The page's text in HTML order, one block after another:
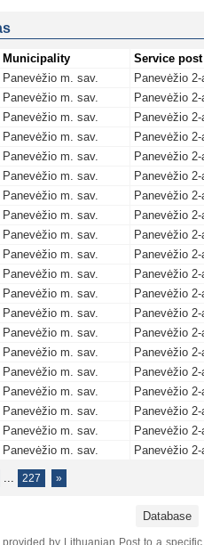
Municipality
Service post
Panevėžio m. sav.
Panevėžio
Panevėžio m. sav.
Panevėžio
Panevėžio m. sav.
Panevėžio
Panevėžio m. sav.
Panevėžio
Panevėžio m. sav.
Panevėžio
Panevėžio m. sav.
Panevėžio
Panevėžio m. sav.
Panevėžio
Panevėžio m. sav.
Panevėžio
Panevėžio m. sav.
Panevėžio
Panevėžio m. sav.
Panevėžio
Panevėžio m. sav.
Panevėžio
Panevėžio m. sav.
Panevėžio
Panevėžio m. sav.
Panevėžio
Panevėžio m. sav.
Panevėžio
Panevėžio m. sav.
Panevėžio
Panevėžio m. sav.
Panevėžio
Panevėžio m. sav.
Panevėžio
Panevėžio m. sav.
Panevėžio
Panevėžio m. sav.
Panevėžio
Panevėžio m. sav. Panevėžio
... 227 »
Database
by Lithuanian Post to a